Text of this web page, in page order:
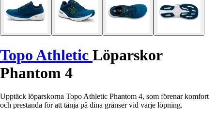
Topo Athletic Löparskor
Phantom 4
Upptäck löparskorna Topo Athletic Phantom 4, som förenar komfort
och prestanda för att tänja på dina gränser vid varje löpning.